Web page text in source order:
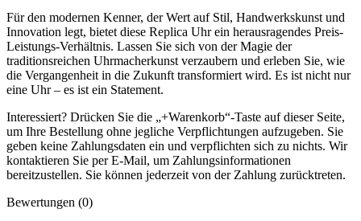
Für den modernen Kenner, der Wert auf Stil, Handwerkskunst und
Innovation legt, bietet diese Replica Uhr ein herausragendes Preis-
Leistungs-Verhältnis. Lassen Sie sich von der Magie der
traditionsreichen Uhrmacherkunst verzaubern und erleben Sie, wie
die Vergangenheit in die Zukunft transformiert wird. Es ist nicht nur
eine Uhr – es ist ein Statement.
Interessiert? Drücken Sie die „+Warenkorb“-Taste auf dieser Seite,
um Ihre Bestellung ohne jegliche Verpflichtungen aufzugeben. Sie
geben keine Zahlungsdaten ein und verpflichten sich zu nichts. Wir
kontaktieren Sie per E-Mail, um Zahlungsinformationen
bereitzustellen. Sie können jederzeit von der Zahlung zurücktreten.
Bewertungen (0)